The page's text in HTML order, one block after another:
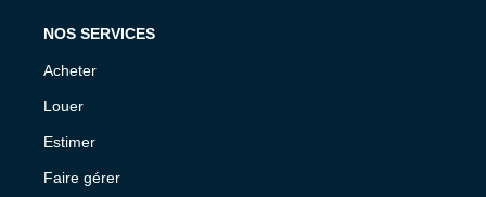
NOS SERVICES
Acheter
Louer
Estimer
Faire gérer